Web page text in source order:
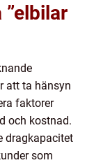
att ta hänsyn
faktorer
och kostnad.
dragkapacitet
som